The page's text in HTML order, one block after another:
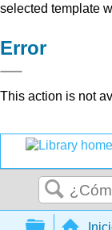
selected template
Error
This action is not